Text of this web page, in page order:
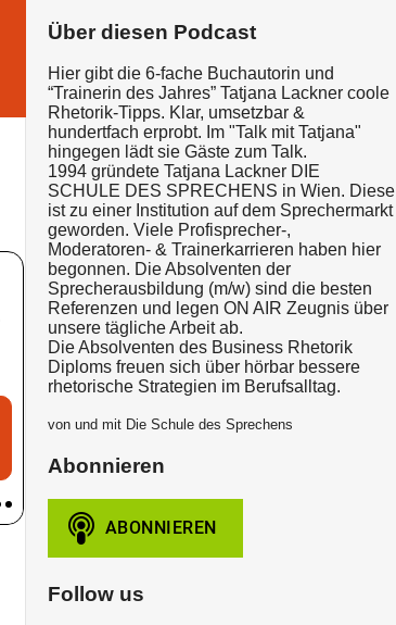
Über diesen Podcast
Hier gibt die 6-fache Buchautorin und
“Trainerin des Jahres” Tatjana Lackner coole
Rhetorik-Tipps. Klar, umsetzbar &
hundertfach erprobt. Im "Talk mit Tatjana"
hingegen lädt sie Gäste zum Talk.
1994 gründete Tatjana Lackner DIE
SCHULE DES SPRECHENS in Wien. Diese
ist zu einer Institution auf dem Sprechermarkt
geworden. Viele Profisprecher-,
Moderatoren- & Trainerkarrieren haben hier
begonnen. Die Absolventen der
Sprecherausbildung (m/w) sind die besten
Referenzen und legen ON AIR Zeugnis über
unsere tägliche Arbeit ab.
Die Absolventen des Business Rhetorik
Diploms freuen sich über hörbar bessere
rhetorische Strategien im Berufsalltag.
von und mit Die Schule des Sprechens
Abonnieren
Follow us